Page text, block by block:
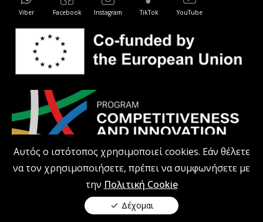
Viber Facebook Instagram TikTok YouTube
kodiprofessional.gr © 2026 Με επιφύλαξη παντός δικαιώματος.
Όλες οι τιμές στον ιστότοπο περιλαμβάνουν ΦΠΑ.
Ανάπτυξη ηλεκτρονικού καταστήματος από την ALDEV
Δέχομαι
Αυτός ο ιστότοπος χρησιμοποιεί cookies. Εάν θέλετε
να τον χρησιμοποιήσετε, πρέπει να συμφωνήσετε με
την Πολιτική Cookie